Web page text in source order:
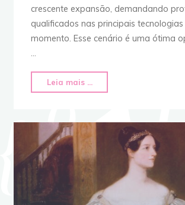
crescente expansão, demandando
qualificados nas principais
momento. Esse cenário é uma ótima
Leia mais ...